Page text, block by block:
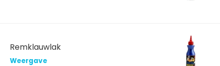
Remklauwlak
Weergave